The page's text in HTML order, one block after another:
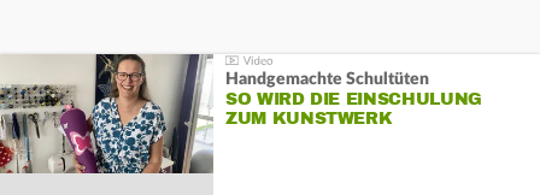
Handgemachte Schultüten
SO WIRD DIE EINSCHULUNG
ZUM KUNSTWERK